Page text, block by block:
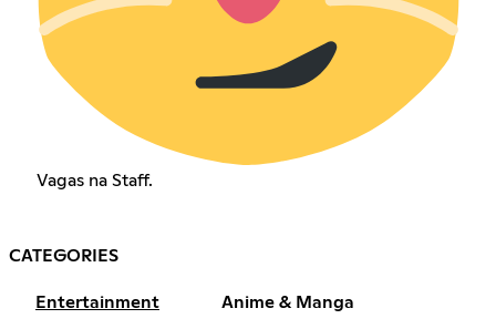
Vagas na Staff.
CATEGORIES
Entertainment Anime & Manga